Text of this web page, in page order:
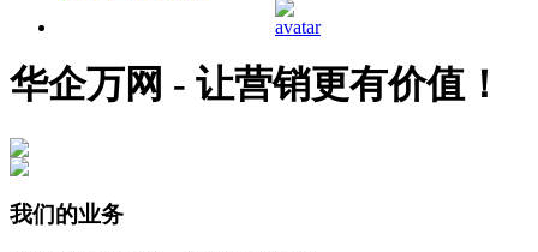
华企万网 - 让营销更有价值！
我们的业务